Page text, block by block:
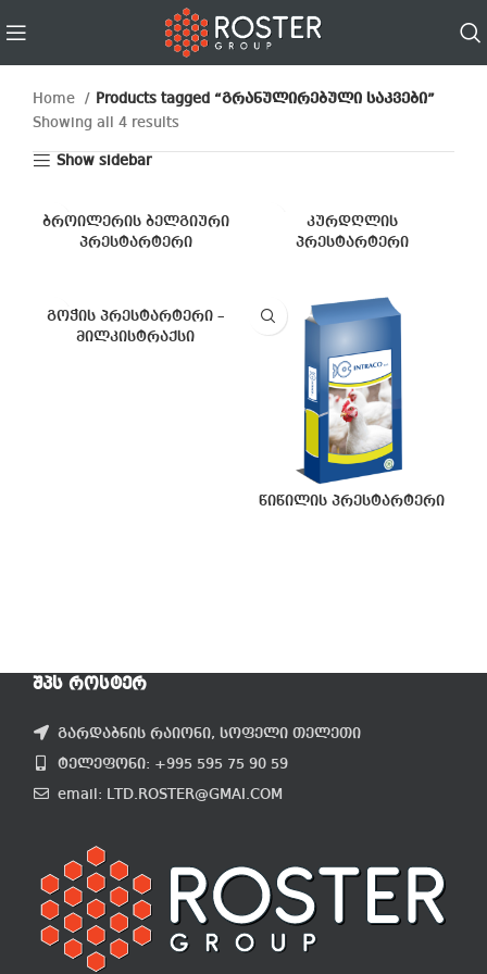
Home
Products tagged “გრანულირებული საკვები”
Showing all 4 results
Show sidebar
ბროილერის ბელგიური
პრესტარტერი
კურდღლის
პრესტარტერი
გოჭის პრესტარტერი –
მილკისტრაქსი
წიწილის პრესტარტერი
ᲨᲞᲡ ᲠᲝᲡᲢᲔᲠ
გარდაბნის რაიონი, სოფელი თელეთი
ტელეფონი: +995 595 75 90 59
email: LTD.ROSTER@GMAI.COM